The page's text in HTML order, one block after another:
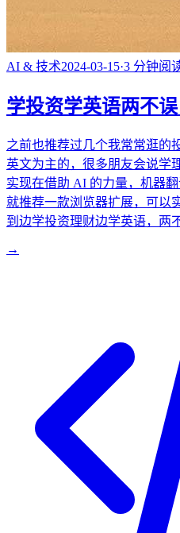
AI & 技术2024-03-15·3 分钟阅
学投资学英语两不
之前也推荐过几个我常常逛的
英文为主的，很多朋友会说学
实现在借助 AI 的力量，机器
就推荐一款浏览器扩展，可以
到边学投资理财边学英语，两
→